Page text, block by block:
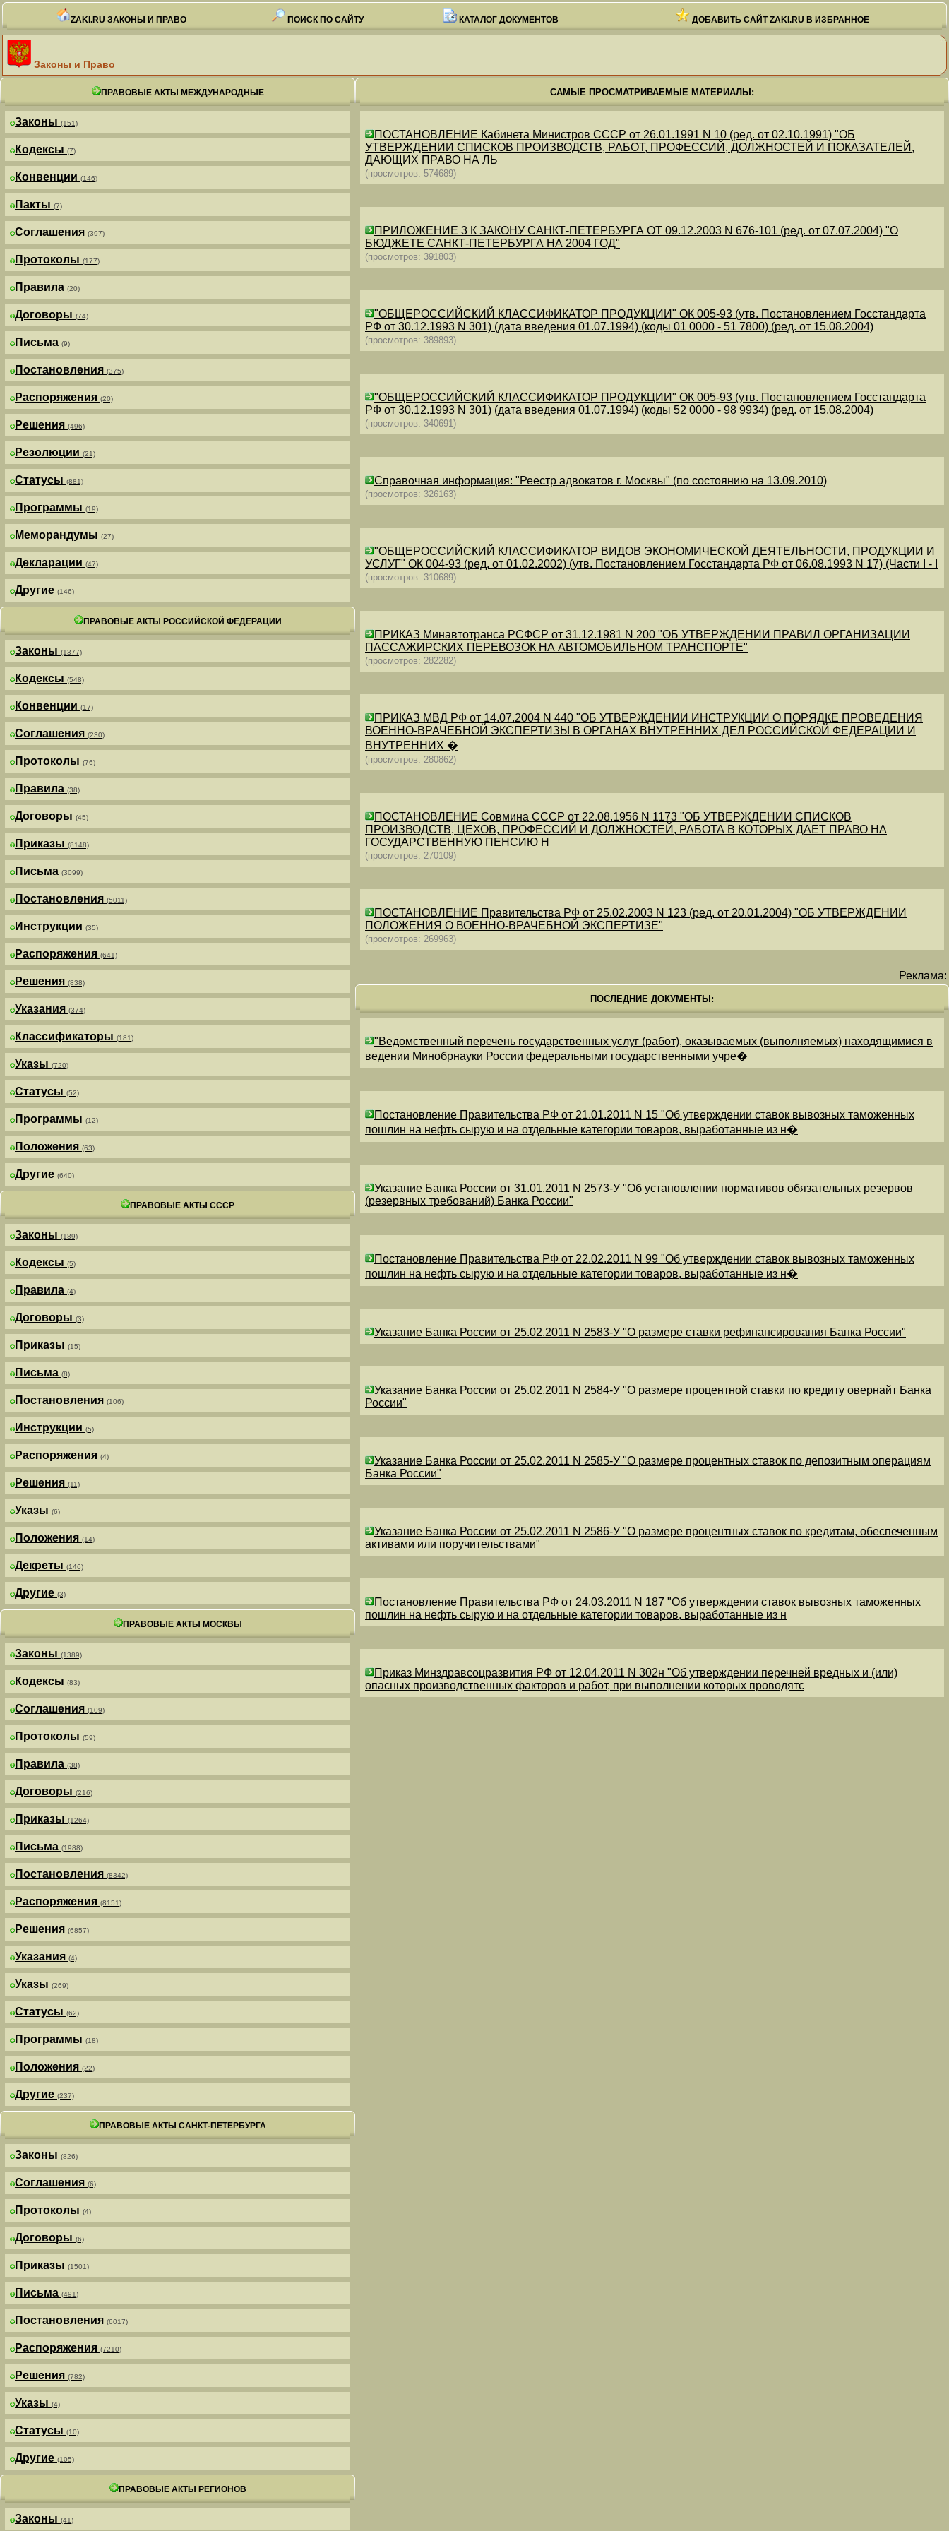
ZAKI.RU ЗАКОНЫ И ПРАВО ПОИСК ПО САЙТУ КАТАЛОГ ДОКУМЕНТОВ ДОБАВИТЬ САЙТ ZAKI.RU В ИЗБРАННОЕ
Законы и Право
ПРАВОВЫЕ АКТЫ МЕЖДУНАРОДНЫЕ
Законы (151)
Кодексы (7)
Конвенции (146)
Пакты (7)
Соглашения (397)
Протоколы (177)
Правила (20)
Договоры (74)
Письма (9)
Постановления (375)
Распоряжения (20)
Решения (496)
Резолюции (21)
Статусы (881)
Программы (19)
Меморандумы (27)
Декларации (47)
Другие (146)
ПРАВОВЫЕ АКТЫ РОССИЙСКОЙ ФЕДЕРАЦИИ
Законы (1377)
Кодексы (548)
Конвенции (17)
Соглашения (230)
Протоколы (76)
Правила (38)
Договоры (45)
Приказы (8148)
Письма (3099)
Постановления (5011)
Инструкции (35)
Распоряжения (641)
Решения (838)
Указания (374)
Классификаторы (181)
Указы (720)
Статусы (52)
Программы (12)
Положения (63)
Другие (640)
ПРАВОВЫЕ АКТЫ СССР
Законы (189)
Кодексы (5)
Правила (4)
Договоры (3)
Приказы (15)
Письма (8)
Постановления (106)
Инструкции (5)
Распоряжения (4)
Решения (11)
Указы (6)
Положения (14)
Декреты (146)
Другие (3)
ПРАВОВЫЕ АКТЫ МОСКВЫ
Законы (1389)
Кодексы (83)
Соглашения (109)
Протоколы (59)
Правила (38)
Договоры (216)
Приказы (1264)
Письма (1988)
Постановления (8342)
Распоряжения (8151)
Решения (6857)
Указания (4)
Указы (269)
Статусы (62)
Программы (18)
Положения (22)
Другие (237)
ПРАВОВЫЕ АКТЫ САНКТ-ПЕТЕРБУРГА
Законы (826)
Соглашения (6)
Протоколы (4)
Договоры (6)
Приказы (1501)
Письма (491)
Постановления (6017)
Распоряжения (7210)
Решения (782)
Указы (4)
Статусы (10)
Другие (105)
ПРАВОВЫЕ АКТЫ РЕГИОНОВ
Законы (41)
САМЫЕ ПРОСМАТРИВАЕМЫЕ МАТЕРИАЛЫ:
ПОСТАНОВЛЕНИЕ Кабинета Министров СССР от 26.01.1991 N 10 (ред. от 02.10.1991) "ОБ
УТВЕРЖДЕНИИ СПИСКОВ ПРОИЗВОДСТВ, РАБОТ, ПРОФЕССИЙ, ДОЛЖНОСТЕЙ И ПОКАЗАТЕЛЕЙ,
ДАЮЩИХ ПРАВО НА ЛЬ
(просмотров: 574689)
ПРИЛОЖЕНИЕ 3 К ЗАКОНУ САНКТ-ПЕТЕРБУРГА ОТ 09.12.2003 N 676-101 (ред. от 07.07.2004) "О
БЮДЖЕТЕ САНКТ-ПЕТЕРБУРГА НА 2004 ГОД"
(просмотров: 391803)
"ОБЩЕРОССИЙСКИЙ КЛАССИФИКАТОР ПРОДУКЦИИ" ОК 005-93 (утв. Постановлением Госстандарта
РФ от 30.12.1993 N 301) (дата введения 01.07.1994) (коды 01 0000 - 51 7800) (ред. от 15.08.2004)
(просмотров: 389893)
"ОБЩЕРОССИЙСКИЙ КЛАССИФИКАТОР ПРОДУКЦИИ" ОК 005-93 (утв. Постановлением Госстандарта
РФ от 30.12.1993 N 301) (дата введения 01.07.1994) (коды 52 0000 - 98 9934) (ред. от 15.08.2004)
(просмотров: 340691)
Справочная информация: "Реестр адвокатов г. Москвы" (по состоянию на 13.09.2010)
(просмотров: 326163)
"ОБЩЕРОССИЙСКИЙ КЛАССИФИКАТОР ВИДОВ ЭКОНОМИЧЕСКОЙ ДЕЯТЕЛЬНОСТИ, ПРОДУКЦИИ И
УСЛУГ" ОК 004-93 (ред. от 01.02.2002) (утв. Постановлением Госстандарта РФ от 06.08.1993 N 17) (Части I - I
(просмотров: 310689)
ПРИКАЗ Минавтотранса РСФСР от 31.12.1981 N 200 "ОБ УТВЕРЖДЕНИИ ПРАВИЛ ОРГАНИЗАЦИИ
ПАССАЖИРСКИХ ПЕРЕВОЗОК НА АВТОМОБИЛЬНОМ ТРАНСПОРТЕ"
(просмотров: 282282)
ПРИКАЗ МВД РФ от 14.07.2004 N 440 "ОБ УТВЕРЖДЕНИИ ИНСТРУКЦИИ О ПОРЯДКЕ ПРОВЕДЕНИЯ
ВОЕННО-ВРАЧЕБНОЙ ЭКСПЕРТИЗЫ В ОРГАНАХ ВНУТРЕННИХ ДЕЛ РОССИЙСКОЙ ФЕДЕРАЦИИ И
ВНУТРЕННИХ �
(просмотров: 280862)
ПОСТАНОВЛЕНИЕ Совмина СССР от 22.08.1956 N 1173 "ОБ УТВЕРЖДЕНИИ СПИСКОВ
ПРОИЗВОДСТВ, ЦЕХОВ, ПРОФЕССИЙ И ДОЛЖНОСТЕЙ, РАБОТА В КОТОРЫХ ДАЕТ ПРАВО НА
ГОСУДАРСТВЕННУЮ ПЕНСИЮ Н
(просмотров: 270109)
ПОСТАНОВЛЕНИЕ Правительства РФ от 25.02.2003 N 123 (ред. от 20.01.2004) "ОБ УТВЕРЖДЕНИИ
ПОЛОЖЕНИЯ О ВОЕННО-ВРАЧЕБНОЙ ЭКСПЕРТИЗЕ"
(просмотров: 269963)
Реклама:
ПОСЛЕДНИЕ ДОКУМЕНТЫ:
"Ведомственный перечень государственных услуг (работ), оказываемых (выполняемых) находящимися в
ведении Минобрнауки России федеральными государственными учре�
Постановление Правительства РФ от 21.01.2011 N 15 "Об утверждении ставок вывозных таможенных
пошлин на нефть сырую и на отдельные категории товаров, выработанные из н�
Указание Банка России от 31.01.2011 N 2573-У "Об установлении нормативов обязательных резервов
(резервных требований) Банка России"
Постановление Правительства РФ от 22.02.2011 N 99 "Об утверждении ставок вывозных таможенных
пошлин на нефть сырую и на отдельные категории товаров, выработанные из н�
Указание Банка России от 25.02.2011 N 2583-У "О размере ставки рефинансирования Банка России"
Указание Банка России от 25.02.2011 N 2584-У "О размере процентной ставки по кредиту овернайт Банка
России"
Указание Банка России от 25.02.2011 N 2585-У "О размере процентных ставок по депозитным операциям
Банка России"
Указание Банка России от 25.02.2011 N 2586-У "О размере процентных ставок по кредитам, обеспеченным
активами или поручительствами"
Постановление Правительства РФ от 24.03.2011 N 187 "Об утверждении ставок вывозных таможенных
пошлин на нефть сырую и на отдельные категории товаров, выработанные из н
Приказ Минздравсоцразвития РФ от 12.04.2011 N 302н "Об утверждении перечней вредных и (или)
опасных производственных факторов и работ, при выполнении которых проводятс